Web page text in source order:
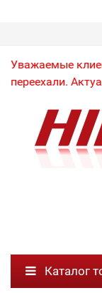
Уважаемые
переехали.
Каталог